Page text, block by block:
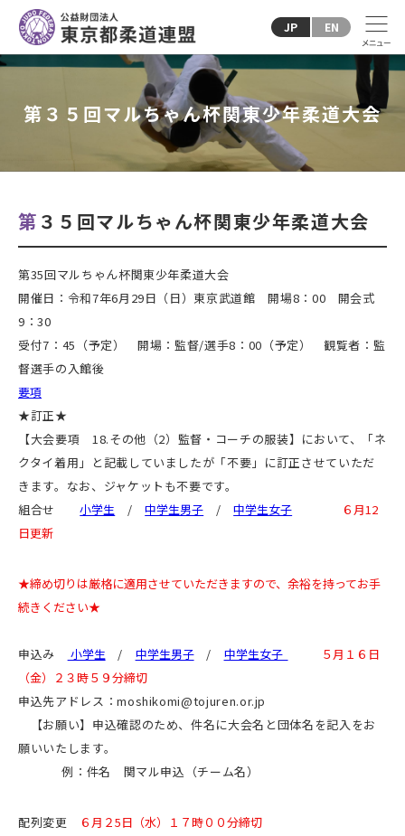
JP EN
第３５回マルちゃん杯関東少年柔道大会
第３５回マルちゃん杯関東少年柔道大会
第35回マルちゃん杯関東少年柔道大会
開催日：令和7年6月29日（日）東京武道館 開場8：00 開会式
9：30
受付7：45（予定） 開場：監督/選手8：00（予定） 観覧者：監
督選手の入館後
要項
★訂正★
【大会要項 18.その他（2）監督・コーチの服装】において、「ネ
クタイ着用」と記載していましたが「不要」に訂正させていただ
きます。なお、ジャケットも不要です。
組合せ小学生 /中学生男子 /中学生女子
６月12
日更新
★締め切りは厳格に適用させていただきますので、余裕を持ってお手
続きください★
申込み 小学生/ 中学生男子/ 中学生女子
５月１６日
（金）２３時５９分締切
申込先アドレス：moshikomi@tojuren.or.jp
【お願い】申込確認のため、件名に大会名と団体名を記入をお
願いいたします。
例：件名 関マル申込（チーム名）
配列変更
６月２5日（水）１７時００分締切